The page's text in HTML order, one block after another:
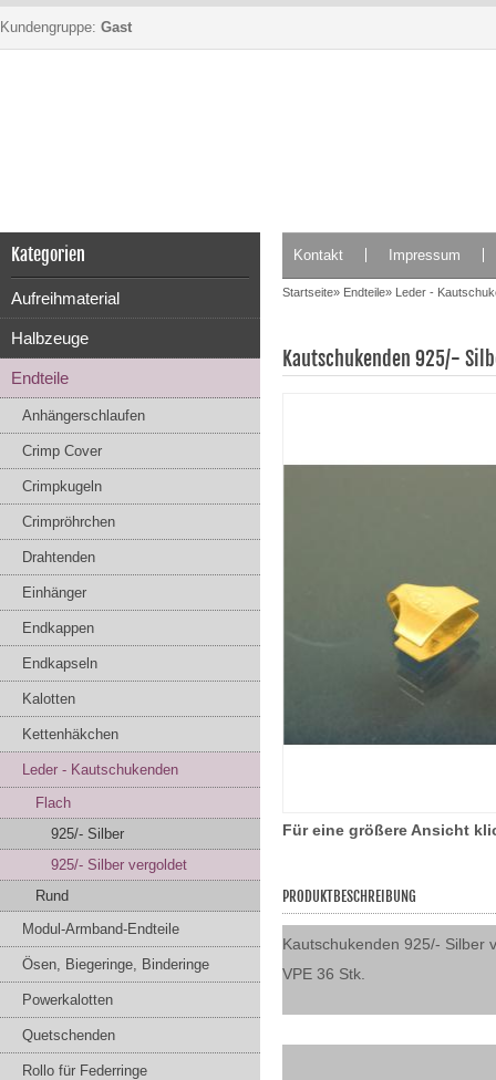
Kundengruppe: Gast
Kategorien
Aufreihmaterial
Halbzeuge
Endteile
Anhängerschlaufen
Crimp Cover
Crimpkugeln
Crimpröhrchen
Drahtenden
Einhänger
Endkappen
Endkapseln
Kalotten
Kettenhäkchen
Leder - Kautschukenden
Flach
925/- Silber
925/- Silber vergoldet
Rund
Modul-Armband-Endteile
Ösen, Biegeringe, Binderinge
Powerkalotten
Quetschenden
Rollo für Federringe
Kontakt Impressum
Startseite» Endteile» Leder -
Kautschukenden 925/-
Für eine größere Ansicht
PRODUKTBESCHREIBUNG
Kautschukenden 925/- Silber
VPE 36 Stk.